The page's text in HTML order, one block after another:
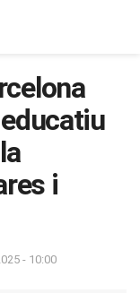
i
- 10:00